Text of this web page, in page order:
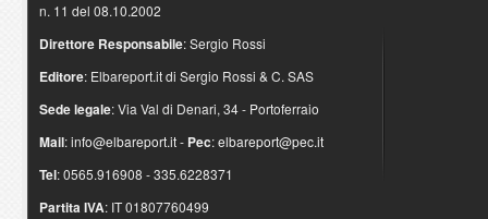
n. 11 del 08.10.2002
Direttore Responsabile: Sergio Rossi
Editore: Elbareport.it di Sergio Rossi & C. SAS
Sede legale: Via Val di Denari, 34 - Portoferraio
Mail:info@elbareport.it- Pec:elbareport@pec.it
Tel: 0565.916908 - 335.6228371
Partita IVA: IT 01807760499